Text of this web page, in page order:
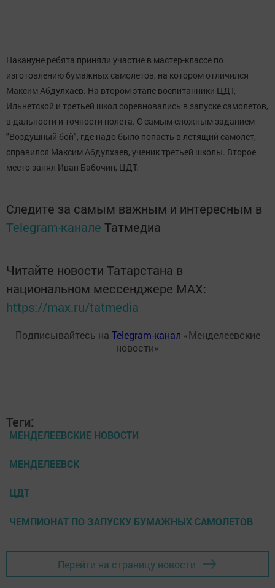
Накануне ребята приняли участие в мастер-классе по
изготовлению бумажных самолетов, на котором отличился
Максим Абдулхаев. На втором этапе воспитанники ЦДТ,
Ильнетской и третьей школ соревновались в запуске самолетов,
в дальности и точности полета. С самым сложным заданием
"Воздушный бой", где надо было попасть в летящий самолет,
справился Максим Абдулхаев, ученик третьей школы. Второе
место занял Иван Бабочин, ЦДТ.
Следите за самым важным и интересным в
Telegram-канале Татмедиа
Читайте новости Татарстана в
национальном мессенджере MАХ:
https://max.ru/tatmedia
Подписывайтесь на Telegram-канал «Менделеевские
новости»
Теги:
МЕНДЕЛЕЕВСКИЕ НОВОСТИ
МЕНДЕЛЕЕВСК
ЦДТ
ЧЕМПИОНАТ ПО ЗАПУСКУ БУМАЖНЫХ САМОЛЕТОВ
Перейти на страницу новости